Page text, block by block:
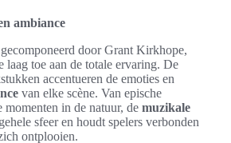
ambiance
door Grant Kirkhope,
laag toe aan de totale ervaring. De
accentueren de emoties en
van elke scène. Van epische
momenten in de natuur, de muzikale
sfeer en houdt spelers verbonden
ontplooien.